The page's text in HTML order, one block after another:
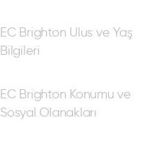
EC Brighton Ulus ve Yaş
Bilgileri
EC Brighton Konumu ve
Sosyal Olanakları